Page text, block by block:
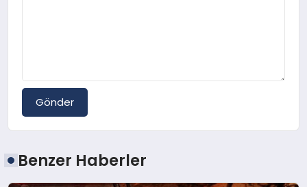
Gönder
Benzer Haberler